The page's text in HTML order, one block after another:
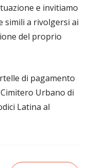
e invitiamo
simili a rivolgersi ai
del proprio
di pagamento
Urbano di
Latina al